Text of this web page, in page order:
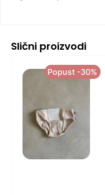
Slični proizvodi
Popust -30%
Popust -30%